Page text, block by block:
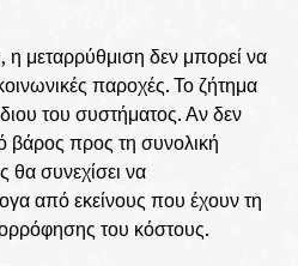
η μεταρρύθμιση δεν μπορεί να
παροχές. Το ζήτημα
του συστήματος. Αν δεν
βάρος προς τη συνολική
θα συνεχίσει να
από εκείνους που έχουν τη
του κόστους.